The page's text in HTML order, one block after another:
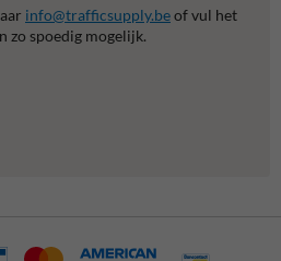
info@trafficsupply.beof vul het
zo spoedig mogelijk.